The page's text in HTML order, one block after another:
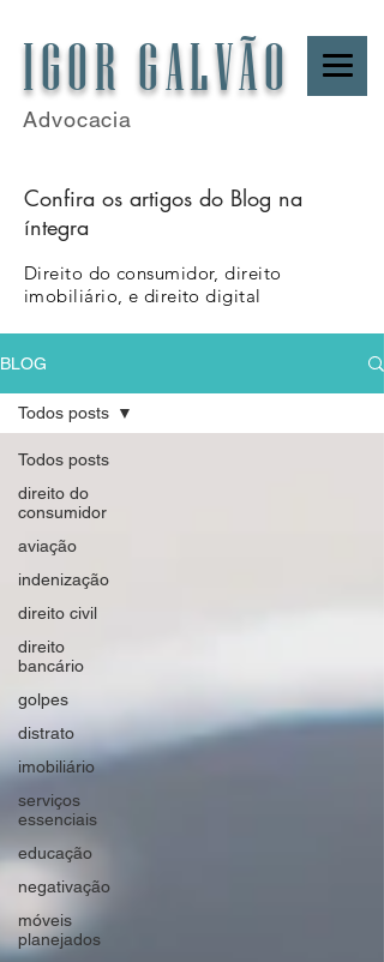
IGOR GALVÃO
Advocacia
Confira os artigos do Blog na
íntegra
Direito do consumidor, direito
imobiliário, e direito digital
BLOG
Todos posts
direito do
consumidor
aviação
indenização
direito civil
direito
bancário
golpes
distrato
imobiliário
serviços
essenciais
educação
negativação
móveis
planejados
Todos posts